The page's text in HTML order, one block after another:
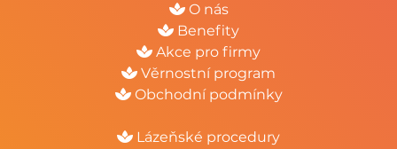
O nás
Benefity
Akce pro firmy
Věrnostní program
Obchodní podmínky
Lázeňské procedury